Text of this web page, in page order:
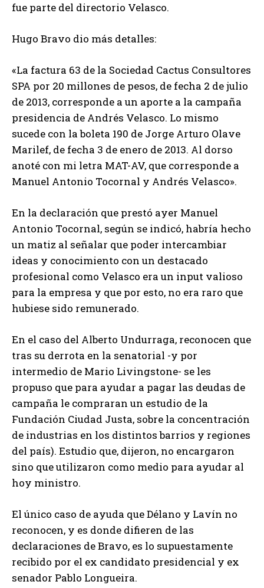
fue parte del directorio Velasco.
Hugo Bravo dio más detalles:
«La factura 63 de la Sociedad Cactus Consultores
SPA por 20 millones de pesos, de fecha 2 de julio
de 2013, corresponde a un aporte a la campaña
presidencia de Andrés Velasco. Lo mismo
sucede con la boleta 190 de Jorge Arturo Olave
Marilef, de fecha 3 de enero de 2013. Al dorso
anoté con mi letra MAT-AV, que corresponde a
Manuel Antonio Tocornal y Andrés Velasco».
En la declaración que prestó ayer Manuel
Antonio Tocornal, según se indicó, habría hecho
un matiz al señalar que poder intercambiar
ideas y conocimiento con un destacado
profesional como Velasco era un input valioso
para la empresa y que por esto, no era raro que
hubiese sido remunerado.
En el caso del Alberto Undurraga, reconocen que
tras su derrota en la senatorial -y por
intermedio de Mario Livingstone- se les
propuso que para ayudar a pagar las deudas de
campaña le compraran un estudio de la
Fundación Ciudad Justa, sobre la concentración
de industrias en los distintos barrios y regiones
del país). Estudio que, dijeron, no encargaron
sino que utilizaron como medio para ayudar al
hoy ministro.
El único caso de ayuda que Délano y Lavín no
reconocen, y es donde difieren de las
declaraciones de Bravo, es lo supuestamente
recibido por el ex candidato presidencial y ex
senador Pablo Longueira.